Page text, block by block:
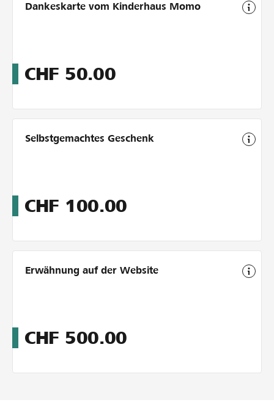
Dankeskarte vom Kinderhaus Momo
CHF 50.00
Selbstgemachtes Geschenk
CHF 100.00
Erwähnung auf der Website
CHF 500.00